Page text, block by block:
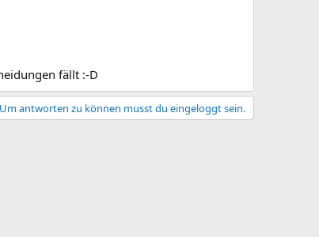
fällt :-D
Um antworten zu können musst du eingeloggt sein.